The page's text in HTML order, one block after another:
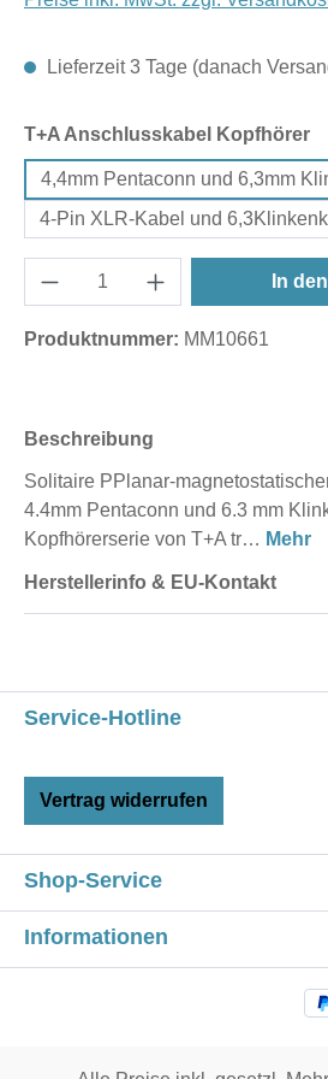
Lieferzeit 3 Tage (danach
T+A Anschlusskabel Kopfhörer
4,4mm Pentaconn und 6,3mm
4-Pin XLR-Kabel und
In
Produktnummer: MM10661
Beschreibung
Solitaire PPlanar-
4.4mm Pentaconn und 6.3 mm
Kopfhörerserie von T+A tr… Mehr
Herstellerinfo & EU-Kontakt
Service-Hotline
Vertrag widerrufen
Shop-Service
Informationen